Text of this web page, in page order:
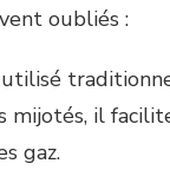
oubliés :
utilisé
mijotés, il
gaz.